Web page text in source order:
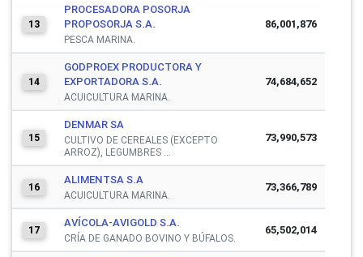
13
PROCESADORA POSORJA
PROPOSORJA S.A.
PESCA MARINA.
86,001,876
14
GODPROEX PRODUCTORA Y
EXPORTADORA S.A.
ACUICULTURA MARINA.
74,684,652
15
DENMAR SA
CULTIVO DE CEREALES (EXCEPTO
ARROZ), LEGUMBRES ...
73,990,573
16
ALIMENTSA S.A
ACUICULTURA MARINA.
73,366,789
17
AVÍCOLA-AVIGOLD S.A.
CRÍA DE GANADO BOVINO Y BÚFALOS.
65,502,014